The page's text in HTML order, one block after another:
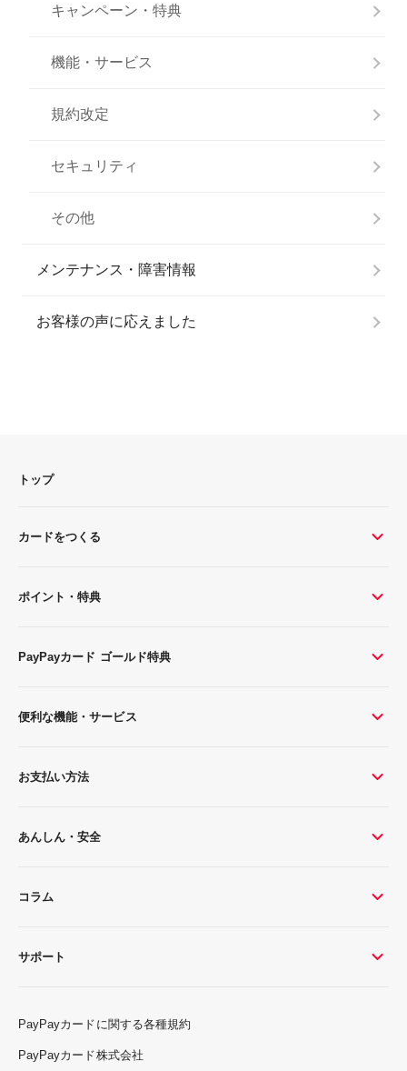
キャンペーン・特典
機能・サービス
規約改定
セキュリティ
その他
メンテナンス・障害情報
お客様の声に応えました
トップ
カードをつくる
ポイント・特典
PayPayカード ゴールド特典
便利な機能・サービス
お支払い方法
あんしん・安全
コラム
サポート
PayPayカードに関する各種規約
PayPayカード株式会社